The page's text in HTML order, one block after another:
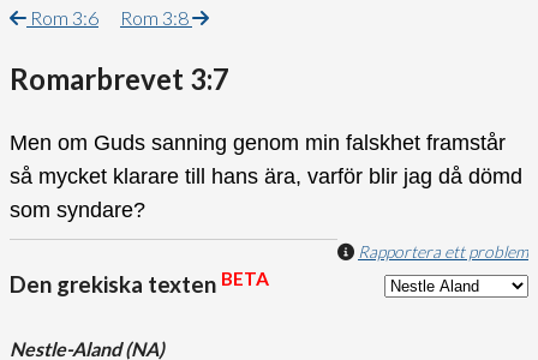
Rom 3:6
Rom 3:8
Romarbrevet 3:7
Men om Guds sanning genom min falskhet framstår
så mycket klarare till hans ära, varför blir jag då dömd
som syndare?
Rapportera ett problem
Den grekiska texten BETA
Nestle-Aland (NA)